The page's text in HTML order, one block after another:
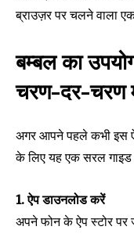
ब्राउज़र पर चलने वाला
बम्बल का
चरण-दर-चरण
अगर आपने पहले कभी इस
के लिए यह एक सरल गाइड
1. ऐप डाउनलोड करें
अपने फोन के ऐप स्टोर